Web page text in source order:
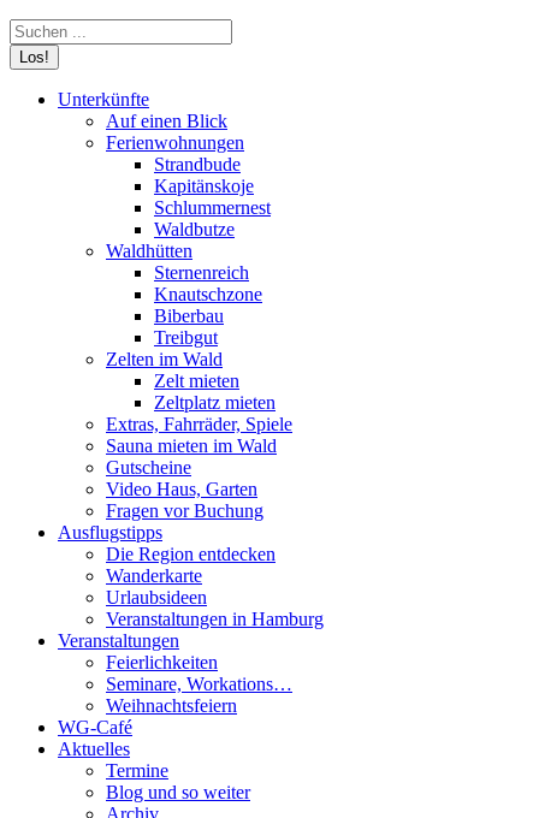
Search:
Unterkünfte
Auf einen Blick
Ferienwohnungen
Strandbude
Kapitänskoje
Schlummernest
Waldbutze
Waldhütten
Sternenreich
Knautschzone
Biberbau
Treibgut
Zelten im Wald
Zelt mieten
Zeltplatz mieten
Extras, Fahrräder, Spiele
Sauna mieten im Wald
Gutscheine
Video Haus, Garten
Fragen vor Buchung
Ausflugstipps
Die Region entdecken
Wanderkarte
Urlaubsideen
Veranstaltungen in Hamburg
Veranstaltungen
Feierlichkeiten
Seminare, Workations…
Weihnachtsfeiern
WG-Café
Aktuelles
Termine
Blog und so weiter
Archiv